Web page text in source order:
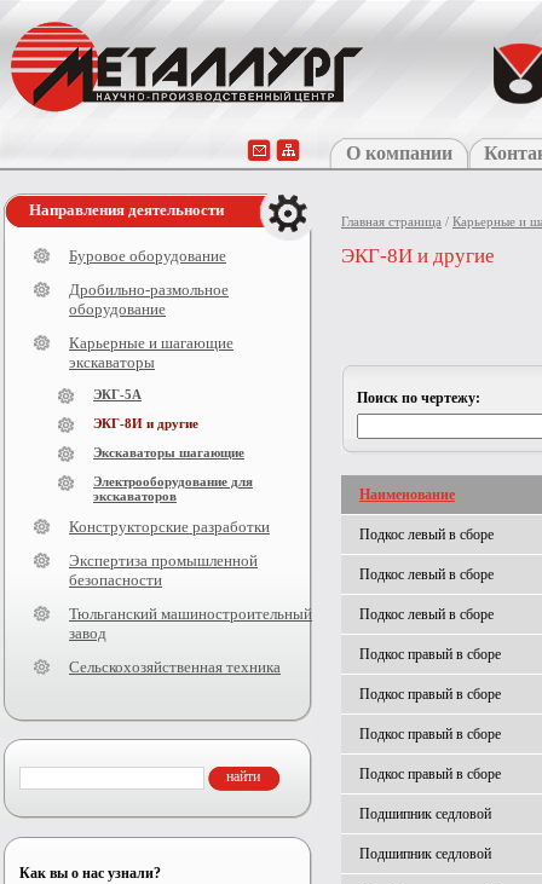
О компании
Направления деятельности
Буровое оборудование
Дробильно-размольное
оборудование
Карьерные и шагающие
экскаваторы
ЭКГ-5А
ЭКГ-8И и другие
Экскаваторы шагающие
Электрооборудование для
экскаваторов
Конструкторские разработки
Экспертиза промышленной
безопасности
Тюльганский машиностроительный
завод
Сельскохозяйственная техника
Как вы о нас узнали?
Главная страница / Карьерные и
ЭКГ-8И и другие
Поиск по чертежу:
Наименование
Подкос левый в сборе
Подкос левый в сборе
Подкос левый в сборе
Подкос правый в сборе
Подкос правый в сборе
Подкос правый в сборе
Подкос правый в сборе
Подшипник седловой
Подшипник седловой